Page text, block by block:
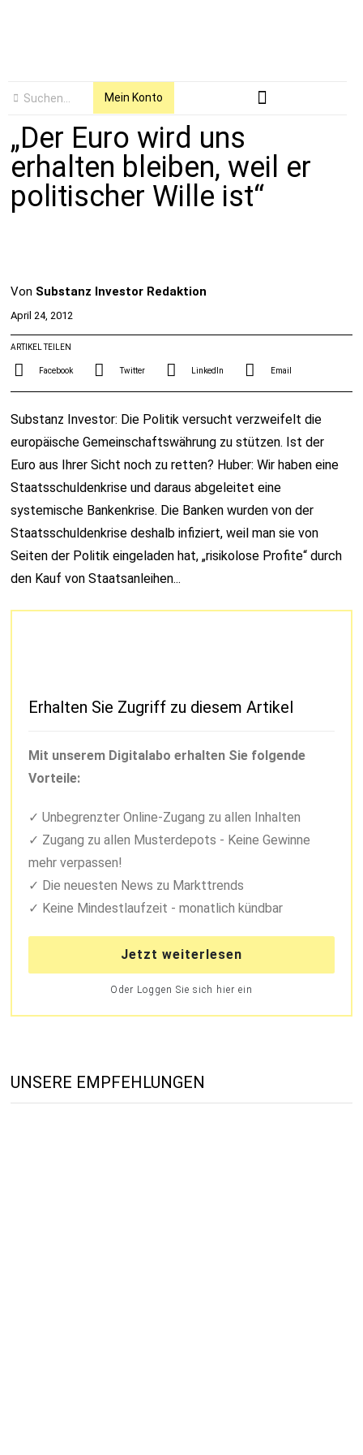
Mein Konto
„Der Euro wird uns
erhalten bleiben, weil er
politischer Wille ist“
Von Substanz Investor Redaktion
April 24, 2012
ARTIKEL TEILEN
Facebook Twitter LinkedIn Email
Substanz Investor: Die Politik versucht verzweifelt die
europäische Gemeinschaftswährung zu stützen. Ist der
Euro aus Ihrer Sicht noch zu retten? Huber: Wir haben eine
Staatsschuldenkrise und daraus abgeleitet eine
systemische Bankenkrise. Die Banken wurden von der
Staatsschuldenkrise deshalb infiziert, weil man sie von
Seiten der Politik eingeladen hat, „risikolose Profite“ durch
den Kauf von Staatsanleihen...
Erhalten Sie Zugriff zu diesem Artikel
Mit unserem Digitalabo erhalten Sie folgende
Vorteile:
Unbegrenzter Online-Zugang zu allen Inhalten
Zugang zu allen Musterdepots - Keine Gewinne
mehr verpassen!
Die neuesten News zu Markttrends
Keine Mindestlaufzeit - monatlich kündbar
Jetzt weiterlesen
Oder Loggen Sie sich hier ein
UNSERE EMPFEHLUNGEN